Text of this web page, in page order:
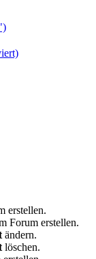
erstellen.
Forum erstellen.
ändern.
löschen.